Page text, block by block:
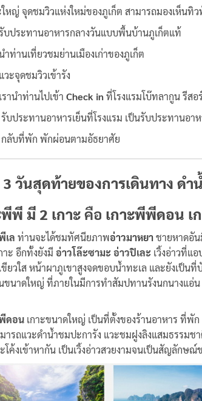
หญ่ จุดชมวิวแห่งใหม่ของภูเก็ต สามารถมองเห็นทิ
บประทานอาหารกลางวันแบบพื้นบ้านภูเก็ตแท้
ำท่านเที่ยวชมย่านเมืองเก่าของภูเก็ต
วะจุดชมวิวเข้ารัง
รานำท่านไปเข้า Check inที่โรงแรมโบ๊ทลากูน รีส
บประทานอาหารเย็นที่โรงแรม เป็นรับประทานอ
ลับที่พัก พักผ่อนตามอัธยาศัย
วันสุดท้ายของการเดินทาง ดำ
พีพี มี 2 เกาะคือ เกาะพีพีดอน เ
เล ท่านจะได้ชมทัศนียภาพอ่าวมาหยาชายหาดอั
าะ อีกทั้งยังมี อ่าวโล๊ะซามะ อ่าวปิเละ เวิ้งอ่าวที่แ
ขียวใส หน้าผาภูเขาสูงจดขอบน้ำทะเล และยังเป็
ขนาดใหญ่ ที่ภายในมีการทำสัมปทานรังนกนางแอ่น
ดอน เกาะขนาดใหญ่ เป็นที่ตั้งของร้านอาหาร ที่พั
ารถแวะดำน้ำชมปะการัง แวะชมฝูงลิงแสมธรรมช
โค้งเข้าหากัน เป็นเวิ้งอ่าวสวยงามจนเป็นสัญลักษณ์